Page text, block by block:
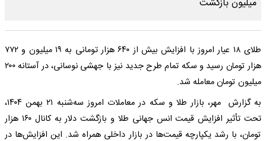
طلای ۱۸ عیار امروز با افزایش بیش از ۶۴۰ هزار تومانی به ۱۹ میلیون و ۷۷۲
هزار تومان رسید و سکه تمام طرح جدید نیز با جهشی نوسانی، در آستانه ۲۰۰
میلیون تومان معامله شد.
به گزارش مهر، بازار طلا و سکه در معاملات امروز سه‌شنبه ۲۱ بهمن ۱۴۰۴،
تحت تأثیر افزایش قیمت انس جهانی طلا و بازگشت دلار به کانال ۱۶۰ هزار
تومان، با رشد یکپارچه قیمت‌ها در بازار داخلی همراه شد. این افزایش‌ها در